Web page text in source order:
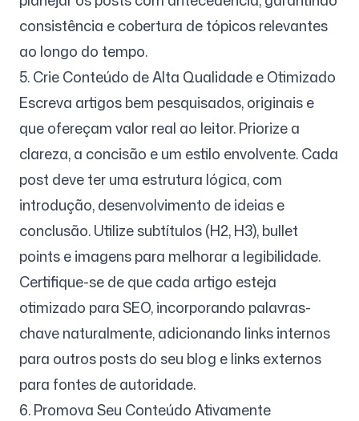
consistência e cobertura de tópicos relevantes
ao longo do tempo.
5. Crie Conteúdo de Alta Qualidade e Otimizado
Escreva artigos bem pesquisados, originais e
que ofereçam valor real ao leitor. Priorize a
clareza, a concisão e um estilo envolvente. Cada
post deve ter uma estrutura lógica, com
introdução, desenvolvimento de ideias e
conclusão. Utilize subtítulos (H2, H3), bullet
points e imagens para melhorar a legibilidade.
Certifique-se de que cada artigo esteja
otimizado para SEO, incorporando palavras-
chave naturalmente, adicionando links internos
para outros posts do seu blog e links externos
para fontes de autoridade.
6. Promova Seu Conteúdo Ativamente